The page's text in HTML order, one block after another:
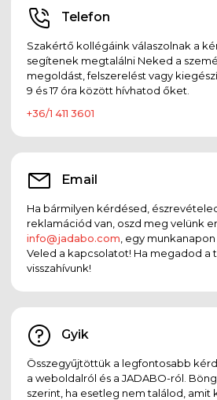
Telefon
Szakértő kollégáink válaszolnak a
segítenek megtalálni Neked a
megoldást, felszerelést vagy
9 és 17 óra között hívhatod őket.
+36/1 411 3601
Email
Ha bármilyen kérdésed,
reklamációd van, oszd meg velünk
info@jadabo.com , egy
Veled a kapcsolatot! Ha megadod a
visszahívunk!
Gyik
Összegyűjtöttük a legfontosabb
a weboldalról és a JADABO-ról.
szerint, ha esetleg nem találod, amit